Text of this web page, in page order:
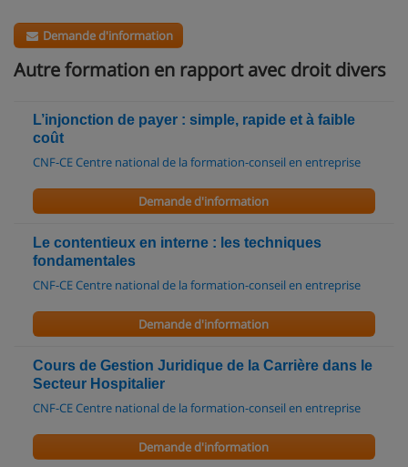
Demande d'information
Autre formation en rapport avec droit divers
L’injonction de payer : simple, rapide et à faible
coût
CNF-CE Centre national de la formation-conseil en entreprise
Demande d'information
Le contentieux en interne : les techniques
fondamentales
CNF-CE Centre national de la formation-conseil en entreprise
Demande d'information
Cours de Gestion Juridique de la Carrière dans le
Secteur Hospitalier
CNF-CE Centre national de la formation-conseil en entreprise
Demande d'information